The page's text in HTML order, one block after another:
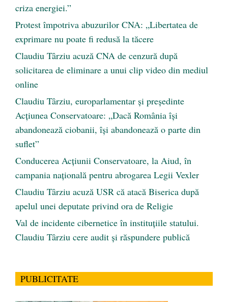
criza energiei.”
Protest împotriva abuzurilor CNA: „Libertatea de
exprimare nu poate fi redusă la tăcere
Claudiu Târziu acuză CNA de cenzură după
solicitarea de eliminare a unui clip video din mediul
online
Claudiu Târziu, europarlamentar și președinte
Acțiunea Conservatoare: „Dacă România își
abandonează ciobanii, își abandonează o parte din
suflet”
Conducerea Acțiunii Conservatoare, la Aiud, în
campania națională pentru abrogarea Legii Vexler
Claudiu Târziu acuză USR că atacă Biserica după
apelul unei deputate privind ora de Religie
Val de incidente cibernetice în instituțiile statului.
Claudiu Târziu cere audit și răspundere publică
PUBLICITATE